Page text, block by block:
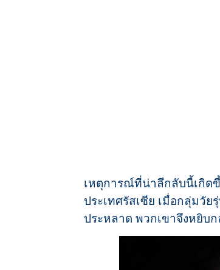
เหตุการณ์ที่น่าลึกลับนี้เกิด
ประเทศรัสเซีย เมื่อกลุ่มวั
ประหลาด พวกเขาจึงหยิบ